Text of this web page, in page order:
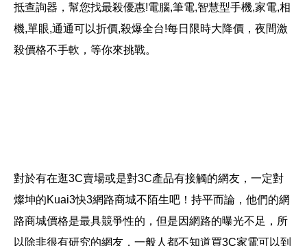
抵查詢器，幫您找最殺優惠!電腦,筆電,智慧型手機,家電,相
機,單眼,通通可以折價,殺爆全台!每日限時大降價，夜間激
殺價格不手軟，等你來挑戰。
對於有在逛3C賣場或是對3C產品有接觸的網友，一定對
燦坤的Kuai3快3網路商城不陌生吧！持平而論，他們的網
路商城價格是最具競爭性的，但是因網路的曝光不足，所
以除非很有研究的網友，一般人都不知道買3C家電可以到